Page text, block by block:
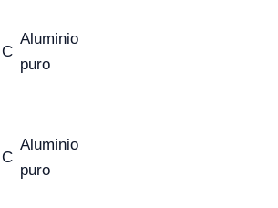
Aluminio
puro
Aluminio
puro